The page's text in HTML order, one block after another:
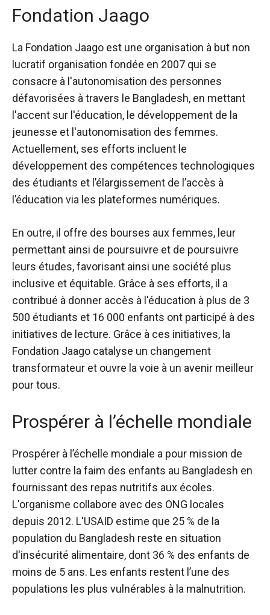
Fondation Jaago
La Fondation Jaago est une organisation à but non
lucratif organisation fondée en 2007 qui se
consacre à l'autonomisation des personnes
défavorisées à travers le Bangladesh, en mettant
l'accent sur l'éducation, le développement de la
jeunesse et l'autonomisation des femmes.
Actuellement, ses efforts incluent le
développement des compétences technologiques
des étudiants et l’élargissement de l’accès à
l’éducation via les plateformes numériques.
En outre, il offre des bourses aux femmes, leur
permettant ainsi de poursuivre et de poursuivre
leurs études, favorisant ainsi une société plus
inclusive et équitable. Grâce à ses efforts, il a
contribué à donner accès à l'éducation à plus de 3
500 étudiants et 16 000 enfants ont participé à des
initiatives de lecture. Grâce à ces initiatives, la
Fondation Jaago catalyse un changement
transformateur et ouvre la voie à un avenir meilleur
pour tous.
Prospérer à l’échelle mondiale
Prospérer à l’échelle mondiale a pour mission de
lutter contre la faim des enfants au Bangladesh en
fournissant des repas nutritifs aux écoles.
L'organisme collabore avec des ONG locales
depuis 2012. L'USAID estime que 25 % de la
population du Bangladesh reste en situation
d'insécurité alimentaire, dont 36 % des enfants de
moins de 5 ans. Les enfants restent l’une des
populations les plus vulnérables à la malnutrition.